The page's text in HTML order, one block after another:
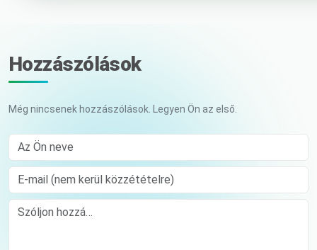
Hozzászólások
Még nincsenek hozzászólások. Legyen Ön az első.
Az Ön neve
E-mail (nem kerül közzétételre)
Comment